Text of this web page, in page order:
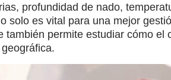
profundidad de nado,
solo es vital para una mejor
también permite estudiar cómo